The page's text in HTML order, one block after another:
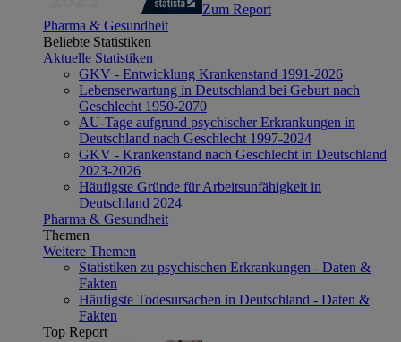
Zum Report
Pharma & Gesundheit
Beliebte Statistiken
Aktuelle Statistiken
GKV - Entwicklung Krankenstand 1991-2026
Lebenserwartung in Deutschland bei Geburt nach
Geschlecht 1950-2070
AU-Tage aufgrund psychischer Erkrankungen in
Deutschland nach Geschlecht 1997-2024
GKV - Krankenstand nach Geschlecht in Deutschland
2023-2026
Häufigste Gründe für Arbeitsunfähigkeit in
Deutschland 2024
Pharma & Gesundheit
Themen
Weitere Themen
Statistiken zu psychischen Erkrankungen - Daten &
Fakten
Häufigste Todesursachen in Deutschland - Daten &
Fakten
Top Report